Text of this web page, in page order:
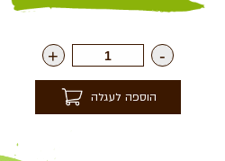
-
+
הוספה לעגלה